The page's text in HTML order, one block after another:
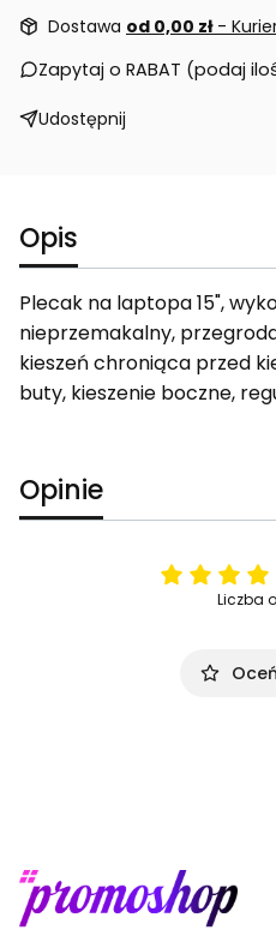
Dostawa od 0,00 zł -
Zapytaj o RABAT (podaj
Udostępnij
Opis
Plecak na laptopa 15",
nieprzemakalny,
kieszeń chroniąca przed
buty, kieszenie boczne,
Opinie
Liczba